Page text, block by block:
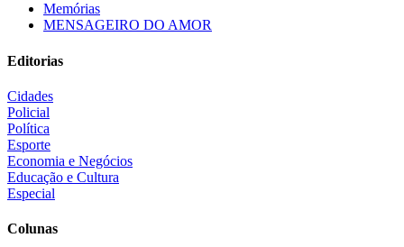
Memórias
MENSAGEIRO DO AMOR
Editorias
Cidades
Policial
Política
Esporte
Economia e Negócios
Educação e Cultura
Especial
Colunas